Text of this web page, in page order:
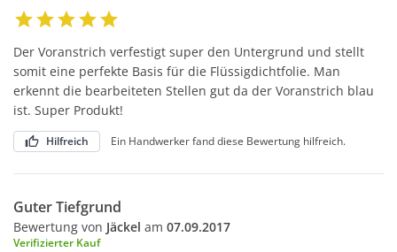
Der Voranstrich verfestigt super den Untergrund und stellt
somit eine perfekte Basis für die Flüssigdichtfolie. Man
erkennt die bearbeiteten Stellen gut da der Voranstrich blau
ist. Super Produkt!
Hilfreich Ein Handwerker fand diese Bewertung hilfreich.
Guter Tiefgrund
Bewertung von Jäckel am 07.09.2017
Verifizierter Kauf